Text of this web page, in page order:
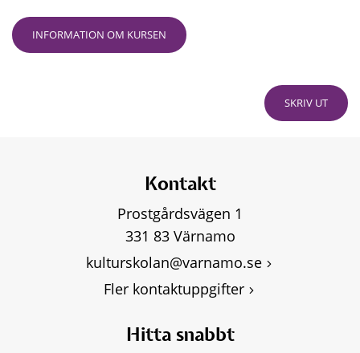
INFORMATION OM KURSEN
SKRIV UT
Kontakt
Prostgårdsvägen 1
331 83 Värnamo
kulturskolan@varnamo.se
Fler kontaktuppgifter
Hitta snabbt